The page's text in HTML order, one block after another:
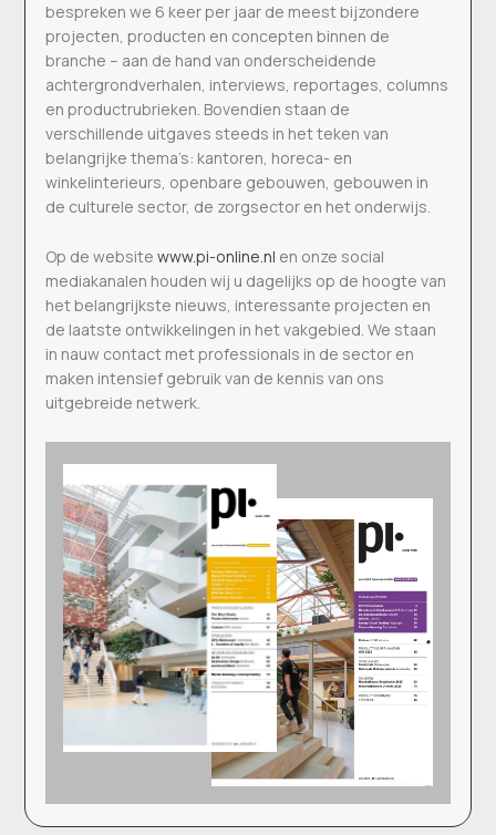
bespreken we 6 keer per jaar de meest bijzondere
projecten, producten en concepten binnen de
branche – aan de hand van onderscheidende
achtergrondverhalen, interviews, reportages, columns
en productrubrieken. Bovendien staan de
verschillende uitgaves steeds in het teken van
belangrijke thema’s: kantoren, horeca- en
winkelinterieurs, openbare gebouwen, gebouwen in
de culturele sector, de zorgsector en het onderwijs.
Op de websitewww.pi-online.nl en onze social
mediakanalen houden wij u dagelijks op de hoogte van
het belangrijkste nieuws, interessante projecten en
de laatste ontwikkelingen in het vakgebied. We staan
in nauw contact met professionals in de sector en
maken intensief gebruik van de kennis van ons
uitgebreide netwerk.